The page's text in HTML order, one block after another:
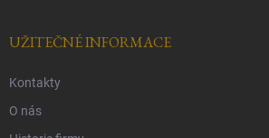
UŽITEČNÉ INFORMACE
Kontakty
O nás